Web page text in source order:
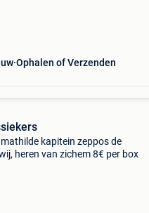
Ophalen of Verzenden
kapitein zeppos de
heren van zichem 8€ per box